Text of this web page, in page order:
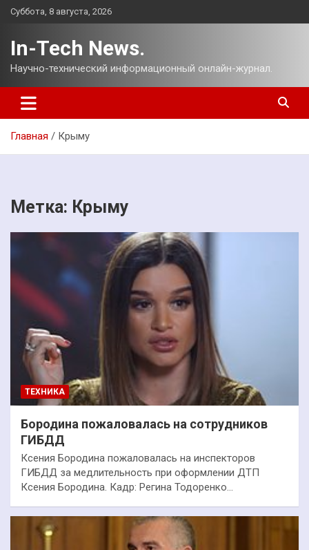
Перейти
Суббота, 8 августа, 2026
In-Tech News.
Научно-технический информационный онлайн-журнал.
Главная Крыму
Метка: Крыму
ТЕХНИКА
Бородина пожаловалась на сотрудников
ГИБДД
Ксения Бородина пожаловалась на инспекторов
ГИБДД за медлительность при оформлении ДТП
Ксения Бородина. Кадр: Регина Тодоренко…